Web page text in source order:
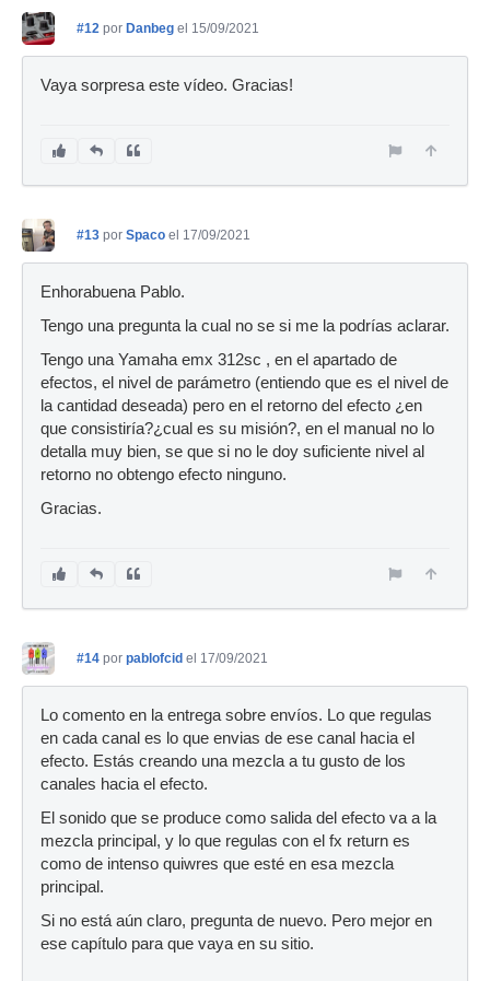
#12 por Danbeg el 15/09/2021
Vaya sorpresa este vídeo. Gracias!
#13 por Spaco el 17/09/2021
Enhorabuena Pablo.
Tengo una pregunta la cual no se si me la podrías aclarar.
Tengo una Yamaha emx 312sc , en el apartado de
efectos, el nivel de parámetro (entiendo que es el nivel de
la cantidad deseada) pero en el retorno del efecto ¿en
que consistiría?¿cual es su misión?, en el manual no lo
detalla muy bien, se que si no le doy suficiente nivel al
retorno no obtengo efecto ninguno.
Gracias.
#14 por pablofcid el 17/09/2021
Lo comento en la entrega sobre envíos. Lo que regulas
en cada canal es lo que envias de ese canal hacia el
efecto. Estás creando una mezcla a tu gusto de los
canales hacia el efecto.
El sonido que se produce como salida del efecto va a la
mezcla principal, y lo que regulas con el fx return es
como de intenso quiwres que esté en esa mezcla
principal.
Si no está aún claro, pregunta de nuevo. Pero mejor en
ese capítulo para que vaya en su sitio.